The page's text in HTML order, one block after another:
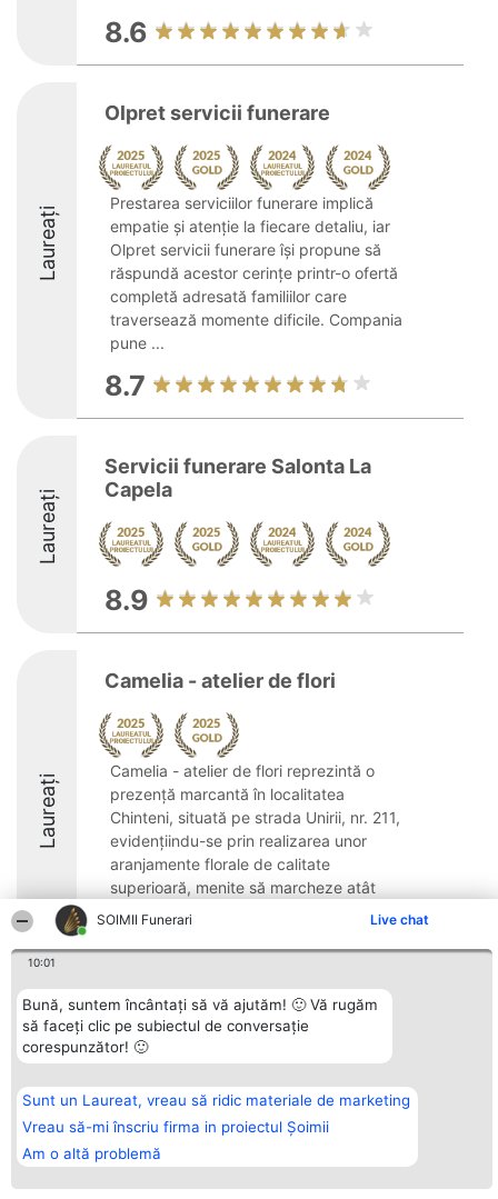
SOIMII Funerari Live chat
10:01
Bună, suntem încântați să vă ajutăm! 🙂 Vă rugăm
să faceți clic pe subiectul de conversație
corespunzător! 🙂
Sunt un Laureat, vreau să ridic materiale de marketing
Vreau să-mi înscriu firma in proiectul Șoimii
Am o altă problemă
8.6
Laureați
Olpret servicii funerare
Prestarea serviciilor funerare implică
empatie și atenție la fiecare detaliu, iar
Olpret servicii funerare își propune să
răspundă acestor cerințe printr-o ofertă
completă adresată familiilor care
traversează momente dificile. Compania
pune ...
8.7
Laureați
Servicii funerare Salonta La
Capela
8.9
Laureați
Camelia - atelier de flori
Camelia - atelier de flori reprezintă o
prezență marcantă în localitatea
Chinteni, situată pe strada Unirii, nr. 211,
evidențiindu-se prin realizarea unor
aranjamente florale de calitate
superioară, menite să marcheze atât
momentele fericite, ...
9.9
Organizator Ranking
BRIGHT SOLUTIONS BR SRL
Aleea Timisul De Sus 2 Bl. A30
București
tel: +40 770 990 492
Plebiscyt
Lista Tuturor
Reguli
Politica de